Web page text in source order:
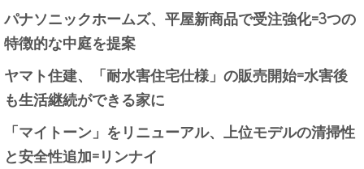
パナソニックホームズ、平屋新商品で受注強化=3つの
特徴的な中庭を提案
ヤマト住建、「耐水害住宅仕様」の販売開始=水害後
も生活継続ができる家に
「マイトーン」をリニューアル、上位モデルの清掃性
と安全性追加=リンナイ